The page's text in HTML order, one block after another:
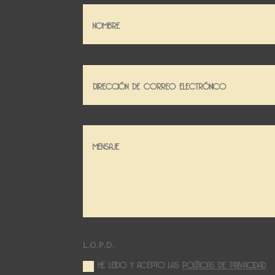
L.O.P.D.
HE LEIDO Y ACEPTO LASPOLÍTICAS DE PRIVACIDAD